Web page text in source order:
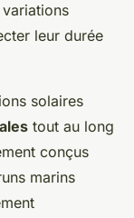
leur durée
solaires
tout au long
conçus
marins